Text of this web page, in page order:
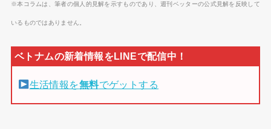
※本コラムは、筆者の個人的見解を示すものであり、週刊ベッターの公式見解を反映して
いるものではありません。
生活情報を無料でゲットする